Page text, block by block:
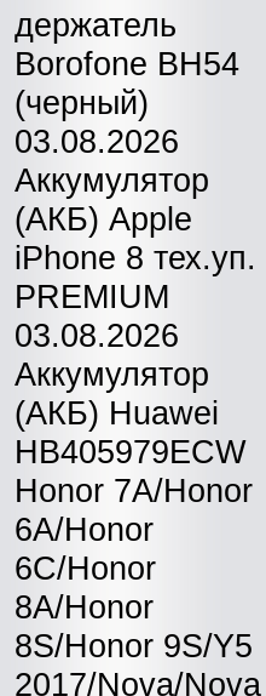
держатель
Borofone BH54
(черный)
03.08.2026
Аккумулятор
(АКБ) Apple
iPhone 8 тех.уп.
PREMIUM
03.08.2026
Аккумулятор
(АКБ) Huawei
HB405979ECW
Honor 7A/Honor
6A/Honor
6C/Honor
8A/Honor
8S/Honor 9S/Y5
2017/Nova/Nova